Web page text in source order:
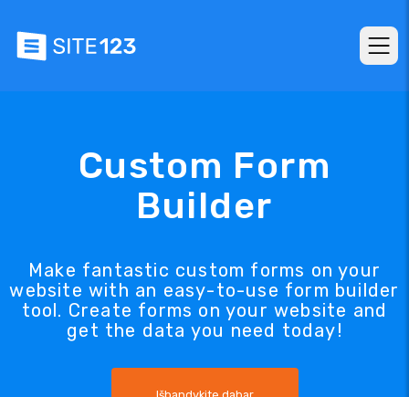
Custom Form
Builder
Make fantastic custom forms on your
website with an easy-to-use form builder
tool. Create forms on your website and
get the data you need today!